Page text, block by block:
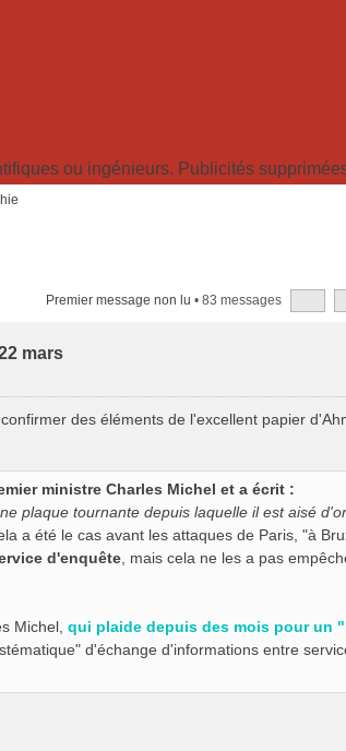
ou ingénieurs. Publicités
Premier message non lu • 83 messages
mars
des éléments de l'excellent papier
ministre Charles Michel et a écrit :
plaque tournante depuis laquelle il est aisé
a été le cas avant les attaques de Paris, "à
d'enquête , mais cela ne les a pas
Michel, qui plaide depuis des mois pour un
d'échange d'informations entre